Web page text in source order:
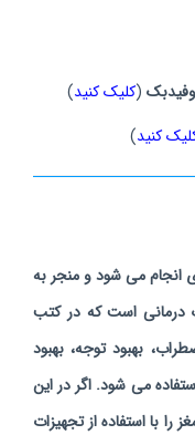
(کلیک کنید)
کنید)
انجام می شود و منجر به
است که در کتب
بهبود توجه، بهبود
می شود. اگر در این
را با استفاده از تجهیزات